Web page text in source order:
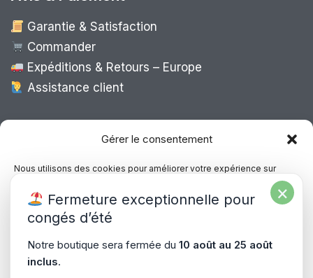
Gérer le consentement
Nous utilisons des cookies pour améliorer votre expérience sur
notre site, analyser le trafic et proposer des contenus personnalisés.
Vous pouvez accepter, refuser ou gérer vos préférences à tout
moment.
Gérer les services
Garantie & Satisfaction
Commander
Expéditions & Retours – Europe
Assistance client
Expédition Europe
Livraison rapide dans toute l’Europe via
“ Mondial Relay
×
Fermeture exceptionnelle pour
congés d’été
Notre boutique sera fermée du 10 août au 25 août
inclus.